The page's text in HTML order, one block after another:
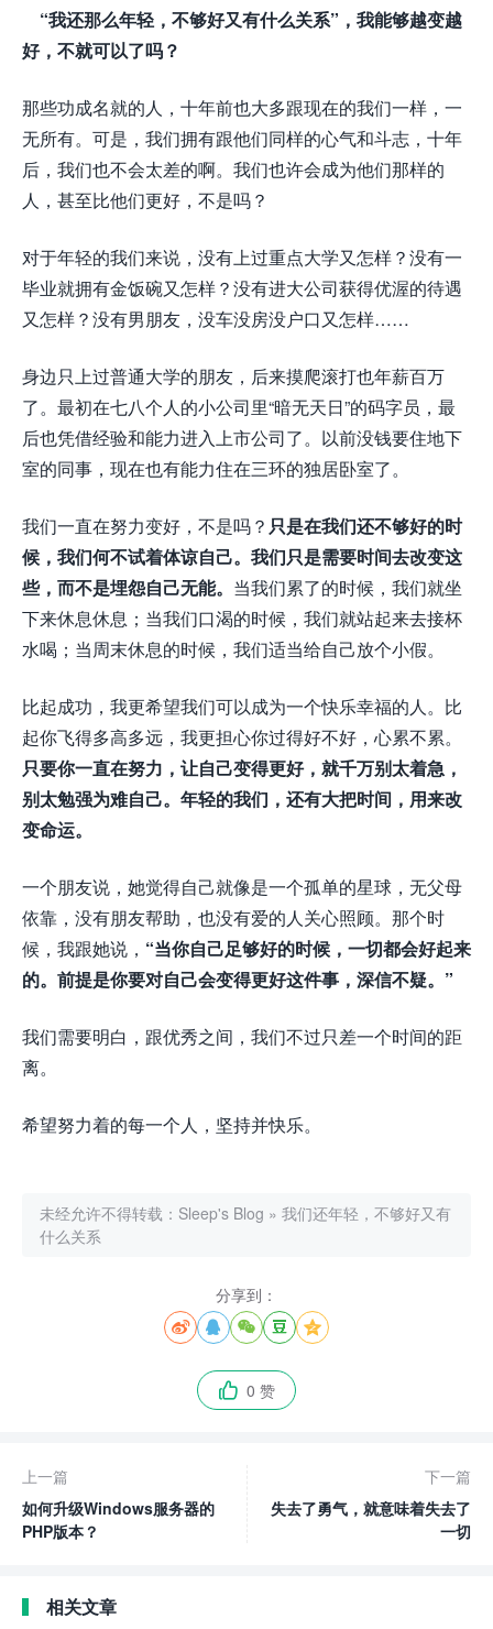
“我还那么年轻，不够好又有什么关系”，我能够越变越
好，不就可以了吗？
那些功成名就的人，十年前也大多跟现在的我们一样，一
无所有。可是，我们拥有跟他们同样的心气和斗志，十年
后，我们也不会太差的啊。我们也许会成为他们那样的
人，甚至比他们更好，不是吗？
对于年轻的我们来说，没有上过重点大学又怎样？没有一
毕业就拥有金饭碗又怎样？没有进大公司获得优渥的待遇
又怎样？没有男朋友，没车没房没户口又怎样……
身边只上过普通大学的朋友，后来摸爬滚打也年薪百万
了。最初在七八个人的小公司里“暗无天日”的码字员，最
后也凭借经验和能力进入上市公司了。以前没钱要住地下
室的同事，现在也有能力住在三环的独居卧室了。
我们一直在努力变好，不是吗？ 只是在我们还不够好的时
候，我们何不试着体谅自己。我们只是需要时间去改变这
些，而不是埋怨自己无能。 当我们累了的时候，我们就坐
下来休息休息；当我们口渴的时候，我们就站起来去接杯
水喝；当周末休息的时候，我们适当给自己放个小假。
比起成功，我更希望我们可以成为一个快乐幸福的人。比
起你飞得多高多远，我更担心你过得好不好，心累不累。
只要你一直在努力，让自己变得更好，就千万别太着急，
别太勉强为难自己。年轻的我们，还有大把时间，用来改
变命运。
一个朋友说，她觉得自己就像是一个孤单的星球，无父母
依靠，没有朋友帮助，也没有爱的人关心照顾。那个时
候，我跟她说， “当你自己足够好的时候，一切都会好起来
的。前提是你要对自己会变得更好这件事，深信不疑。”
我们需要明白，跟优秀之间，我们不过只差一个时间的距
离。
希望努力着的每一个人，坚持并快乐。
未经允许不得转载： Sleep's Blog » 我们还年轻，不够好又有
什么关系
分享到：
    
 0 赞
上一篇
如何升级Windows服务器的
PHP版本？
下一篇
失去了勇气，就意味着失去了
一切
相关文章